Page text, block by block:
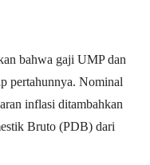
bahwa gaji UMP dan
pertahunnya. Nominal
inflasi ditambahkan
Bruto (PDB) dari